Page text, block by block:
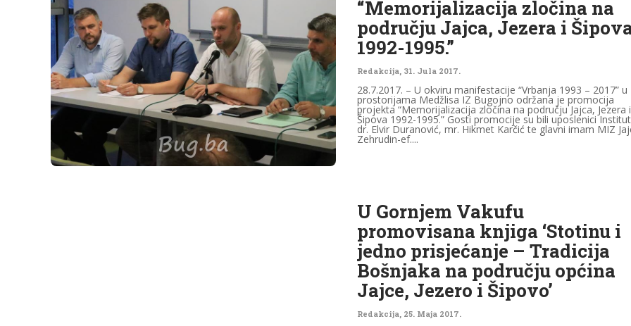
“Memorijalizacija zločina na
području Jajca, Jezera i
1992-1995.”
Redakcija 31. Jula 2017.
28.7.2017. – U okviru manifestacije “Vrbanja 1993 – 2017” u
prostorijama Medžlisa IZ Bugojno održana je promocija
projekta “Memorijalizacija zločina na području Jajca, Jezera i
Šipova 1992-1995.” Gosti promocije su bili uposlenici
dr. Elvir Duranović, mr. Hikmet Karčić te glavni imam MIZ
Zehrudin-ef....
U Gornjem Vakufu
promovisana knjiga ‘Stotinu i
jedno prisjećanje – Tradicija
Bošnjaka na području općina
Jajce, Jezero i Šipovo’
Redakcija, 25. Maja 2017.